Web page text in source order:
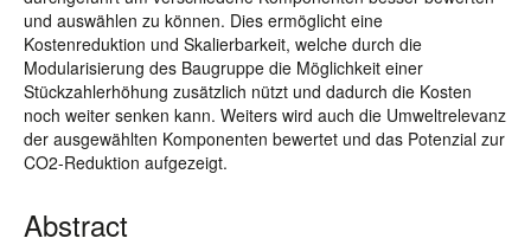
und auswählen zu können. Dies ermöglicht eine
Kostenreduktion und Skalierbarkeit, welche durch die
Modularisierung des Baugruppe die Möglichkeit einer
Stückzahlerhöhung zusätzlich nützt und dadurch die Kosten
noch weiter senken kann. Weiters wird auch die Umweltrelevanz
der ausgewählten Komponenten bewertet und das Potenzial zur
CO2-Reduktion aufgezeigt.
Abstract